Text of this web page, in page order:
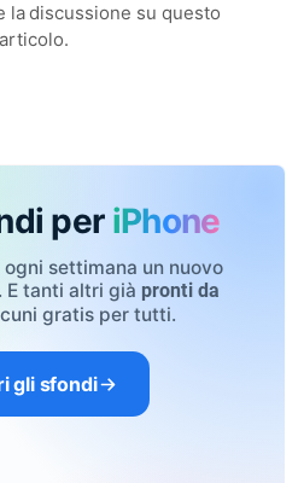
la discussione su questo
articolo.
per iPhone
ogni settimana un nuovo
E tanti altri già pronti da
gratis per tutti.
gli sfondi